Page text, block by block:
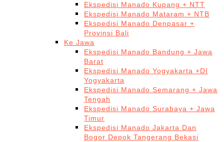
Ekspedisi Manado Kupang + NTT
Ekspedisi Manado Mataram + NTB
Ekspedisi Manado Denpasar +
Provinsi Bali
Ke Jawa
Ekspedisi Manado Bandung + Jawa
Barat
Ekspedisi Manado Yogyakarta +DI
Yogyakarta
Ekspedisi Manado Semarang + Jawa
Tengah
Ekspedisi Manado Surabaya + Jawa
Timur
Ekspedisi Manado Jakarta Dan
Bogor Depok Tangerang Bekasi